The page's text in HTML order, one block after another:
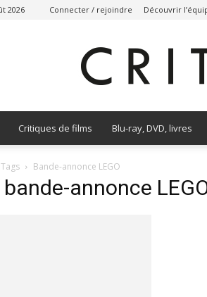
2026 Connecter / rejoindre Découvrir
Critiques de films Blu-ray, DVD, livres
Tags Bande-annonce LEGO
bande-annonce